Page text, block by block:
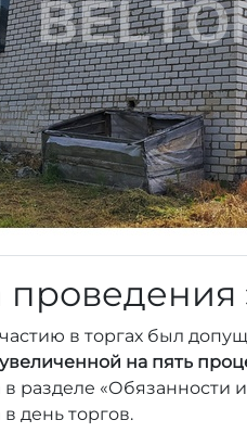
в торгах был
на пять
в разделе «Обязанности
день торгов.